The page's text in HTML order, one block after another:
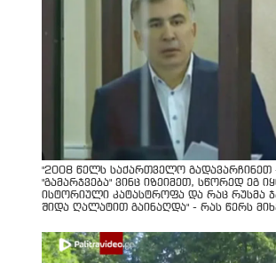
"2008 წელს საქართველო გადავარჩინეთ
"გამარჯვება" ვინც იზეიმეთ, სწორედ ეგ
ისტორიული კატასტროფა და რაც რუსმა
შიდა ღალატით გაინაღდა" - რას წერს